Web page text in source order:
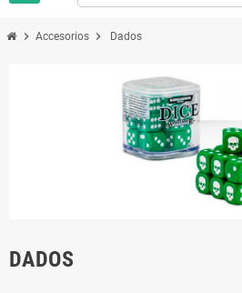
chevron_right Accesorios chevron_right Dados
DADOS